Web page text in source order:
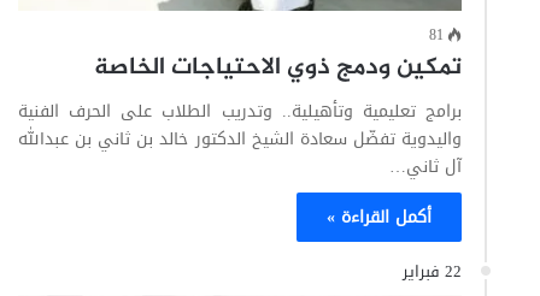
81
تمكين ودمج ذوي الاحتياجات الخاصة
برامج تعليمية وتأهيلية.. وتدريب الطلاب على الحرف الفنية
واليدوية تفضّل سعادة الشيخ الدكتور خالد بن ثاني بن عبدالله
آل ثاني…
أكمل القراءة »
22 فبراير